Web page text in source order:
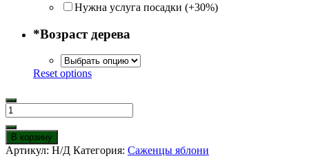
Нужна услуга посадки (+30%)
*Возраст дерева
Reset options
Количество
товара
Яблоня
Победа
(Черненко)
В корзину
Артикул: Н/Д Категория: Саженцы яблони